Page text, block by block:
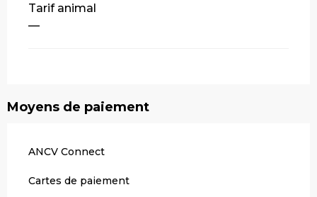
Tarif animal
—
Moyens de paiement
ANCV Connect
Cartes de paiement